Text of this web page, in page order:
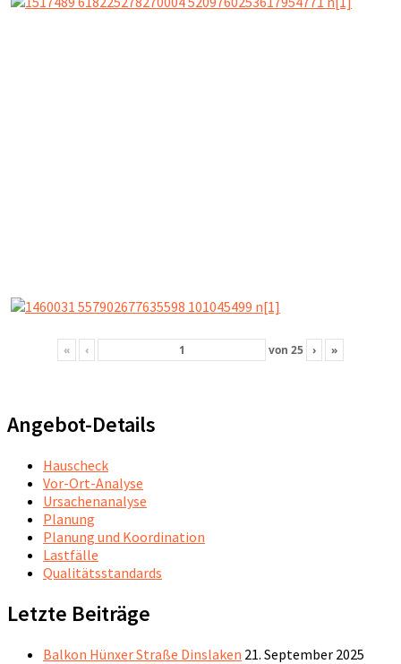
« ‹ von 25 › »
Angebot-Details
Hauscheck
Vor-Ort-Analyse
Ursachenanalyse
Planung
Planung und Koordination
Lastfälle
Qualitätsstandards
Letzte Beiträge
Balkon Hünxer Straße Dinslaken 21. September 2025